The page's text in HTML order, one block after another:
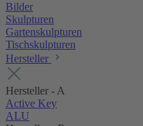
Bilder
Skulpturen
Gartenskulpturen
Tischskulpturen
Hersteller
Hersteller - A
Active Key
ALU